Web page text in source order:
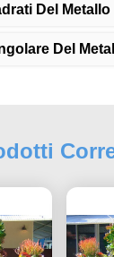
Del Metallo
Del